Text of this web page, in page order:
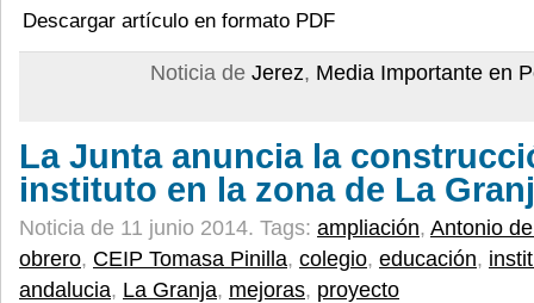
Descargar artículo en formato PDF
Noticia de Jerez, Media Importante en
La Junta anuncia la
instituto en la zona de La
Noticia de 11 junio 2014. Tags: ampliación, Antonio
obrero, CEIP Tomasa Pinilla, colegio, educación,
andalucia, La Granja, mejoras, proyecto